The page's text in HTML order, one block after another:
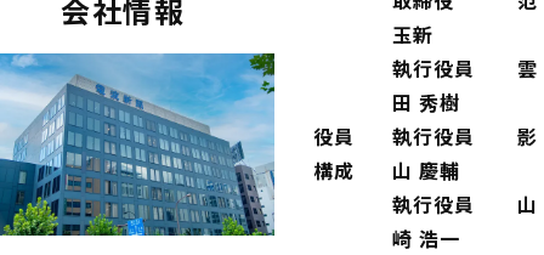
会社情報
役員
構成
玉新
執行役員 雲
田 秀樹
執行役員 影
山 慶輔
執行役員 山
崎 浩一